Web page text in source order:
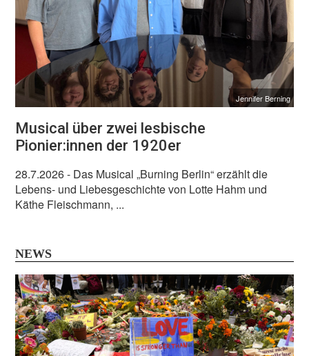
Jennifer Berning
Musical über zwei lesbische
Pionier:innen der 1920er
28.7.2026- Das Musical „Burning Berlin“ erzählt die
Lebens- und Liebesgeschichte von Lotte Hahm und
Käthe Fleischmann, ...
NEWS